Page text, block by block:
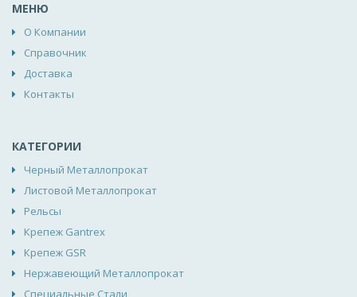
МЕНЮ
О Компании
Справочник
Доставка
Контакты
КАТЕГОРИИ
Черный Металлопрокат
Листовой Металлопрокат
Рельсы
Крепеж Gantrex
Крепеж GSR
Нержавеющий Металлопрокат
Специальные Стали